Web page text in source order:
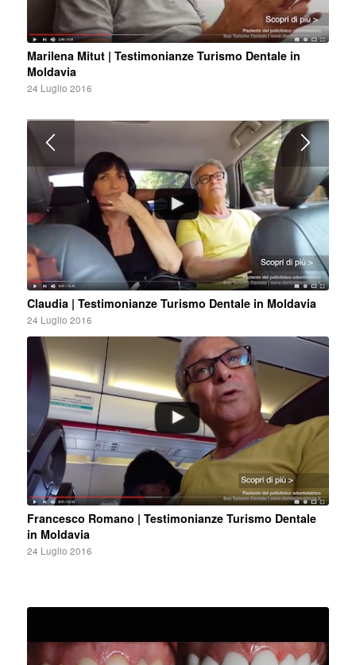
Marilena Mitut | Testimonianze Turismo Dentale in
Moldavia
24 Luglio 2016
Claudia | Testimonianze Turismo Dentale in Moldavia
24 Luglio 2016
Francesco Romano | Testimonianze Turismo Dentale
in Moldavia
24 Luglio 2016